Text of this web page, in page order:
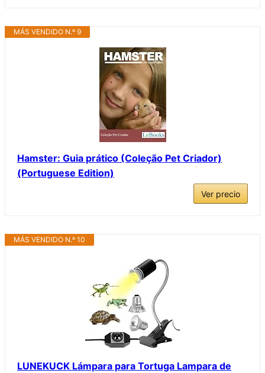
MÁS VENDIDO N.º 9
Hamster: Guia prático (Coleção Pet Criador)
(Portuguese Edition)
Ver precio
MÁS VENDIDO N.º 10
LUNEKUCK Lámpara para Tortuga Lampara de